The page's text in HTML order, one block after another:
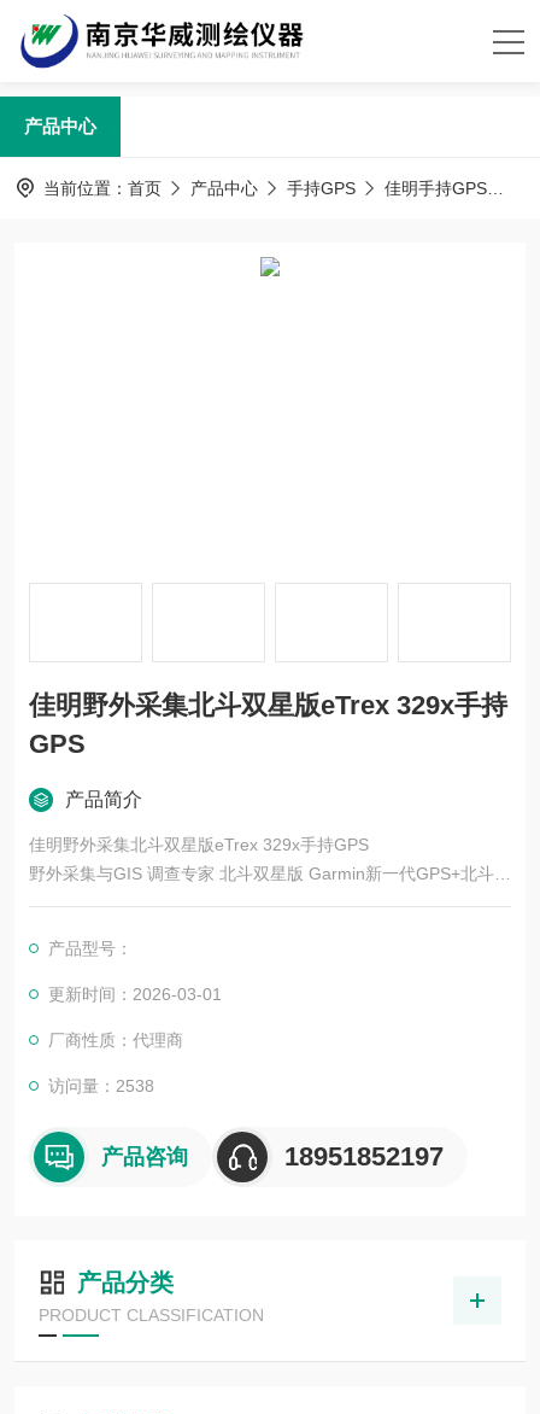
产品中心
当前位置： 首页 产品中心 手持GPS 佳明手持GPS
佳明野外采集北斗双星版eTrex 329x手持
GPS
产品简介
佳明野外采集北斗双星版eTrex 329x手持GPS
野外采集与GIS 调查专家 北斗双星版 Garmin新一代GPS+北斗双
星，为您带来更快更准的定位导航体验，秉承eTrex系列手持机专
产品型号：
更新时间：2026-03-01
厂商性质：代理商
访问量：2538
产品咨询 18951852197
产品分类
PRODUCT CLASSIFICATION